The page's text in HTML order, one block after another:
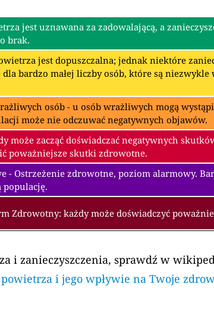
jest uznawana za zadowalającą, a
brak.
jest dopuszczalna; jednak niektóre
bardzo małej liczby osób, które są niezwykle
osób - u osób wrażliwych mogą
może nie odczuwać negatywnych objawów.
może zacząć doświadczać negatywnych
poważniejsze skutki zdrowotne.
- Ostrzeżenie zdrowotne, poziom alarmowy.
populację.
Zdrowotny: każdy może doświadczyć
i zanieczyszczenia, sprawdź w
i jego wpływie na Twoje